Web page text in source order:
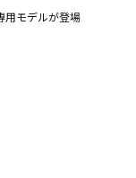
用モデルが登場